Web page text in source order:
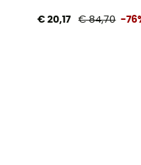
€ 20,17 € 84,70 -